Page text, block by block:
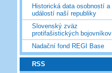
Historická data osobností a
událostí naší republiky
Slovenský zväz
protifašistických bojovníkov
Nadační fond REGI Base
RSS